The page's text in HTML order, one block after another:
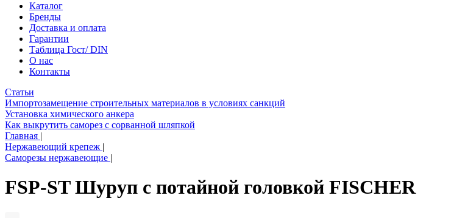
Каталог
Бренды
Доставка и оплата
Гарантии
Таблица Гост/ DIN
О нас
Контакты
Статьи
Импортозамещение строительных материалов в условиях санкций
Установка химического анкера
Как выкрутить саморез с сорванной шляпкой
Главная |
Нержавеющий крепеж |
Саморезы нержавеющие |
FSP-ST Шуруп с потайной головкой FISCHER